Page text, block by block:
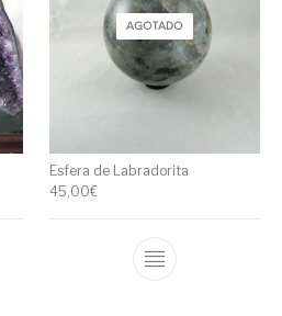
AGOTADO
Esfera de Labradorita
45,00€